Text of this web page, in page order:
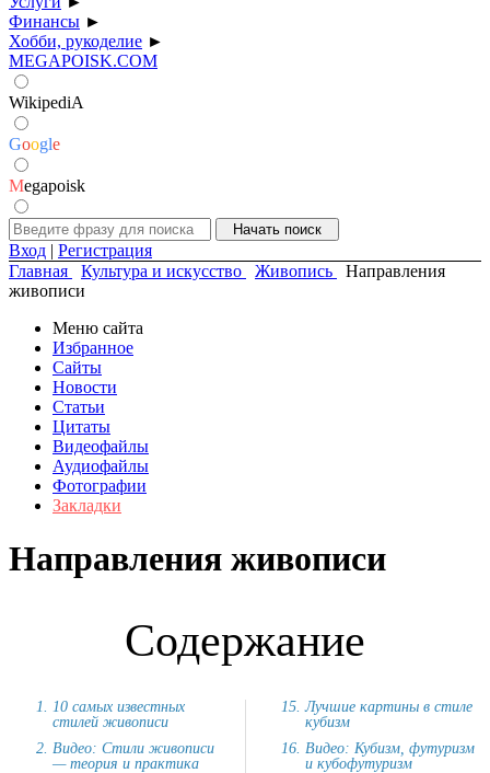
Финансы ►
Хобби, рукоделие ►
MEGAPOISK.COM
WikipediA
Google
Megapoisk
Вход | Регистрация
Главная
Культура и искусство Живопись
Направления
живописи
Меню сайта
Избранное
Сайты
Новости
Статьи
Цитаты
Видеофайлы
Аудиофайлы
Фотографии
Закладки
Направления живописи
Содержание
10 самых известных
стилей живописи
Видео: Стили живописи
— теория и практика
Лучшие картины в стиле
кубизм
Видео: Кубизм, футуризм
и кубофутуризм